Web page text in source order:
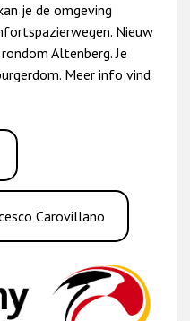
je de omgeving
Nieuw
Altenberg. Je
Meer info vind
Carovillano